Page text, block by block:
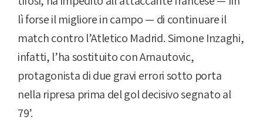
lì forse il migliore in campo — di continuare il
match contro l’Atletico Madrid. Simone Inzaghi,
infatti, l’ha sostituito con Arnautovic,
protagonista di due gravi errori sotto porta
nella ripresa prima del gol decisivo segnato al
79’.